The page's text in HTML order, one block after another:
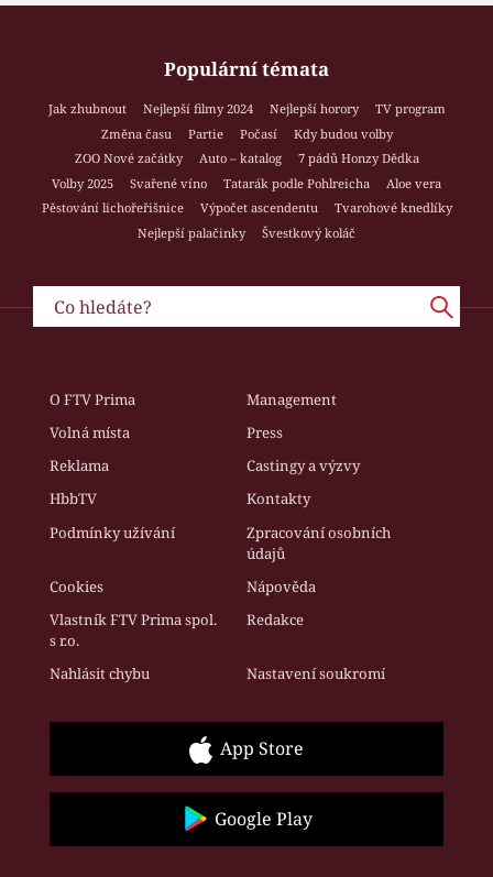
Populární témata
Jak zhubnout Nejlepší filmy 2024 Nejlepší horory
TV program
Změna času
Partie Počasí
Kdy budou volby
ZOO Nové začátky
Auto – katalog
7 pádů Honzy Dědka
Volby 2025
Svařené víno Tatarák podle Pohlreicha
Aloe vera
Pěstování lichořeřišnice
Výpočet ascendentu
Tvarohové knedlíky
Nejlepší palačinky
Švestkový koláč
O FTV Prima
Management
Volná místa
Press
Reklama
Castingy a výzvy
HbbTV
Kontakty
Podmínky užívání
Zpracování osobních
údajů
Cookies
Nápověda
Vlastník FTV Prima spol.
s r.o.
Redakce
Nahlásit chybu Nastavení soukromí
App Store
Google Play